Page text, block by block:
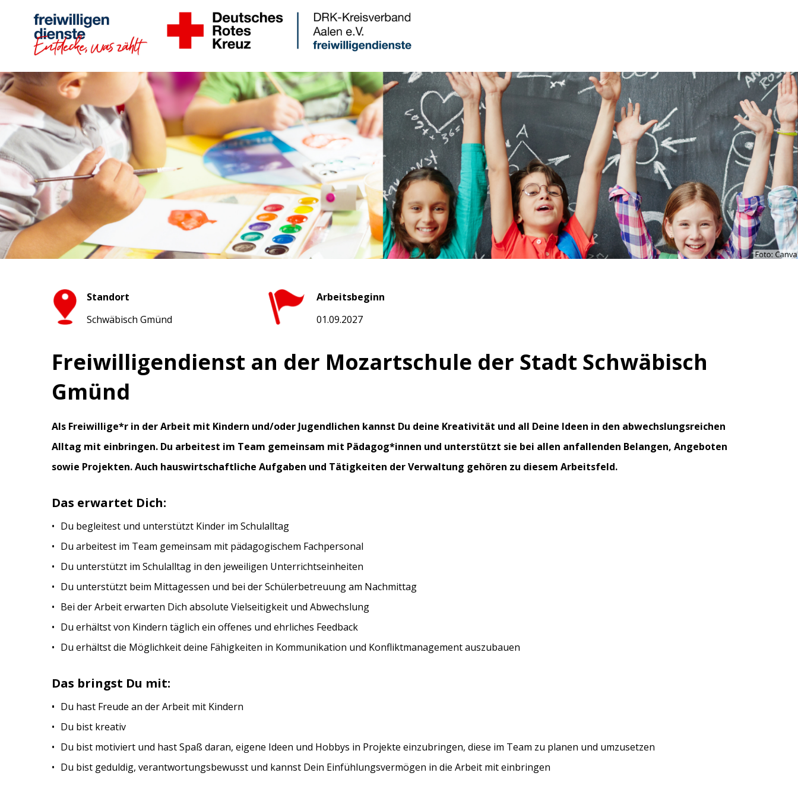
Standort
Schwäbisch Gmünd
Arbeitsbeginn
01.09.2027
Freiwilligendienst an der Mozartschule der Stadt Schwäbisch
Gmünd
Als Freiwillige*r in der Arbeit mit Kindern und/oder Jugendlichen kannst Du deine Kreativität und all Deine Ideen in den abwechslungsreichen
Alltag mit einbringen. Du arbeitest im Team gemeinsam mit Pädagog*innen und unterstützt sie bei allen anfallenden Belangen, Angeboten
sowie Projekten. Auch hauswirtschaftliche Aufgaben und Tätigkeiten der Verwaltung gehören zu diesem Arbeitsfeld.
Das erwartet Dich:
Du begleitest und unterstützt Kinder im Schulalltag
Du arbeitest im Team gemeinsam mit pädagogischem Fachpersonal
Du unterstützt im Schulalltag in den jeweiligen Unterrichtseinheiten
Du unterstützt beim Mittagessen und bei der Schülerbetreuung am Nachmittag
Bei der Arbeit erwarten Dich absolute Vielseitigkeit und Abwechslung
Du erhältst von Kindern täglich ein offenes und ehrliches Feedback
Du erhältst die Möglichkeit deine Fähigkeiten in Kommunikation und Konfliktmanagement auszubauen
Das bringst Du mit:
Du hast Freude an der Arbeit mit Kindern
Du bist kreativ
Du bist motiviert und hast Spaß daran, eigene Ideen und Hobbys in Projekte einzubringen, diese im Team zu planen und umzusetzen
Du bist geduldig, verantwortungsbewusst und kannst Dein Einfühlungsvermögen in die Arbeit mit einbringen